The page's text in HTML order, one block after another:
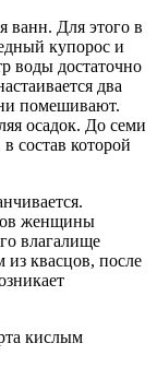
ванн. Для этого в
купорос и
воды достаточно
два
помешивают.
осадок. До семи
состав которой
женщины
влагалище
из квасцов, после
кислым